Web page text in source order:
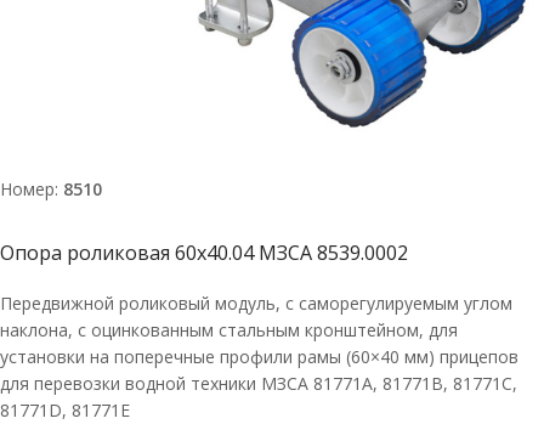
Номер: 8510
Опора роликовая 60х40.04 МЗСА 8539.0002
Передвижной роликовый модуль, с саморегулируемым углом
наклона, с оцинкованным стальным кронштейном, для
установки на поперечные профили рамы (60×40 мм) прицепов
для перевозки водной техники МЗСА 81771A, 81771В, 81771С,
81771D, 81771E